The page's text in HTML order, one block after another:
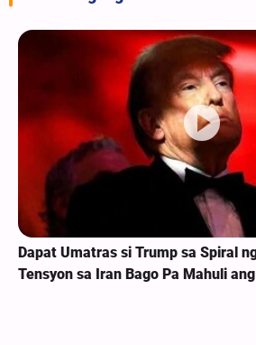
Dapat Umatras si Trump sa Spiral
Tensyon sa Iran Bago Pa Mahuli